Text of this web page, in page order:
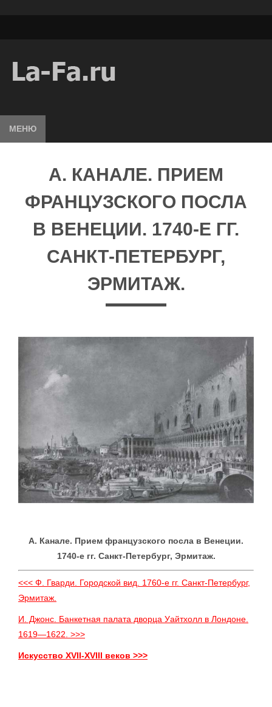
МЕНЮ
А. КАНАЛЕ. ПРИЕМ
ФРАНЦУЗСКОГО ПОСЛА
В ВЕНЕЦИИ. 1740-Е ГГ.
САНКТ-ПЕТЕРБУРГ,
ЭРМИТАЖ.
А. Канале. Прием французского посла в Венеции.
1740-е гг. Санкт-Петербург, Эрмитаж.
<<< Ф. Гварди. Городской вид. 1760-е гг. Санкт-Петербург,
Эрмитаж.
И. Джонс. Банкетная палата дворца Уайтхолл в Лондоне.
1619—1622. >>>
Искусство XVII-XVIII веков >>>